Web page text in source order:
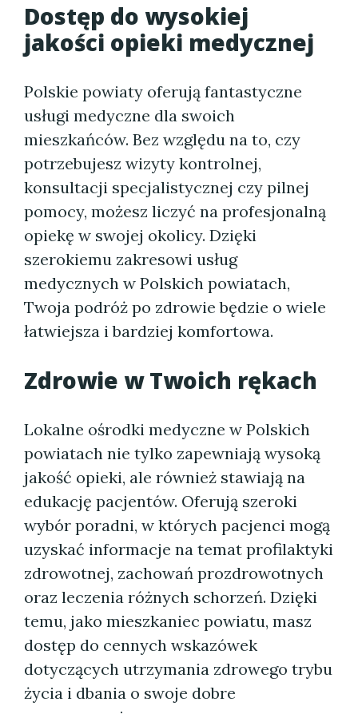
Dostęp do wysokiej
jakości opieki medycznej
Polskie powiaty oferują fantastyczne
usługi medyczne dla swoich
mieszkańców. Bez względu na to, czy
potrzebujesz wizyty kontrolnej,
konsultacji specjalistycznej czy pilnej
pomocy, możesz liczyć na profesjonalną
opiekę w swojej okolicy. Dzięki
szerokiemu zakresowi usług
medycznych w Polskich powiatach,
Twoja podróż po zdrowie będzie o wiele
łatwiejsza i bardziej komfortowa.
Zdrowie w Twoich rękach
Lokalne ośrodki medyczne w Polskich
powiatach nie tylko zapewniają wysoką
jakość opieki, ale również stawiają na
edukację pacjentów. Oferują szeroki
wybór poradni, w których pacjenci mogą
uzyskać informacje na temat profilaktyki
zdrowotnej, zachowań prozdrowotnych
oraz leczenia różnych schorzeń. Dzięki
temu, jako mieszkaniec powiatu, masz
dostęp do cennych wskazówek
dotyczących utrzymania zdrowego trybu
życia i dbania o swoje dobre